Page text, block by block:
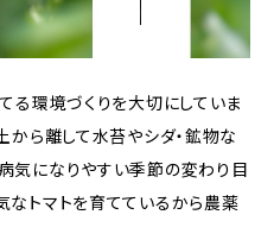
る環境づくりを大切にしていま
から離して水苔やシダ・鉱物な
気になりやすい季節の変わり目
なトマトを育てているから農薬